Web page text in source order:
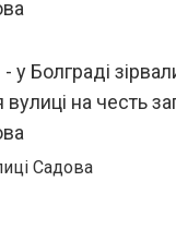
Садова